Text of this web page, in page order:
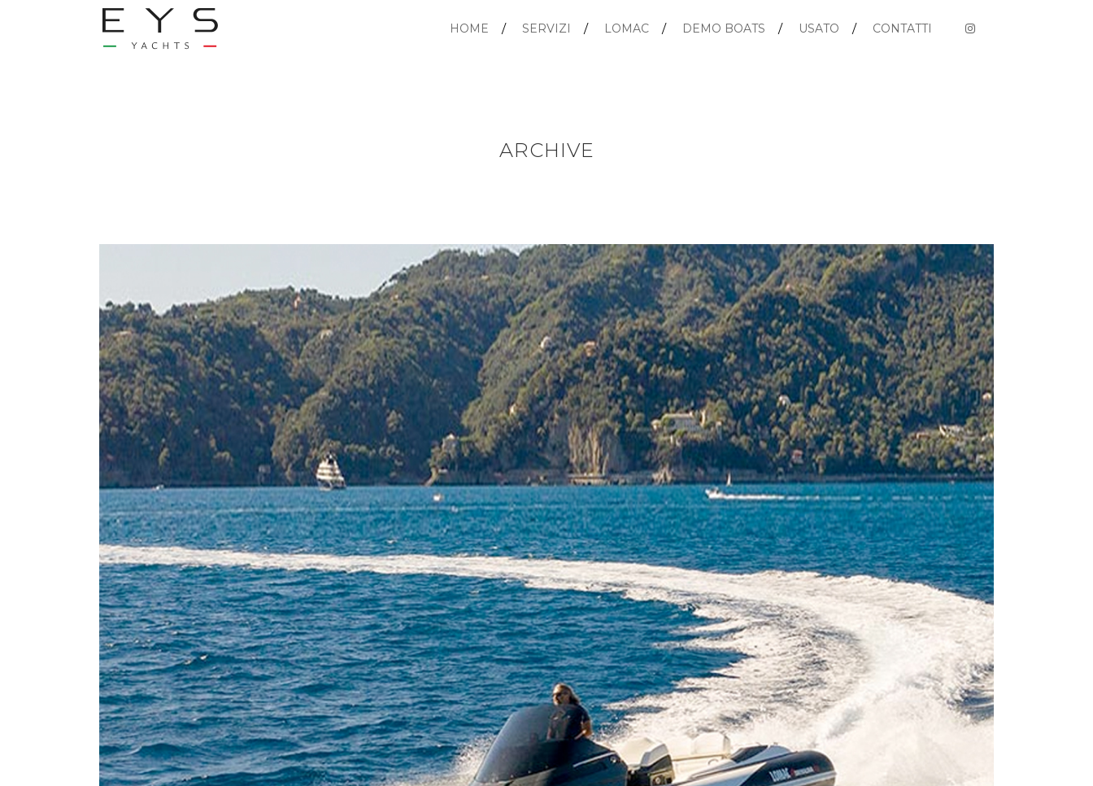
HOME SERVIZI LOMAC DEMO BOATS USATO CONTATTI
ARCHIVE